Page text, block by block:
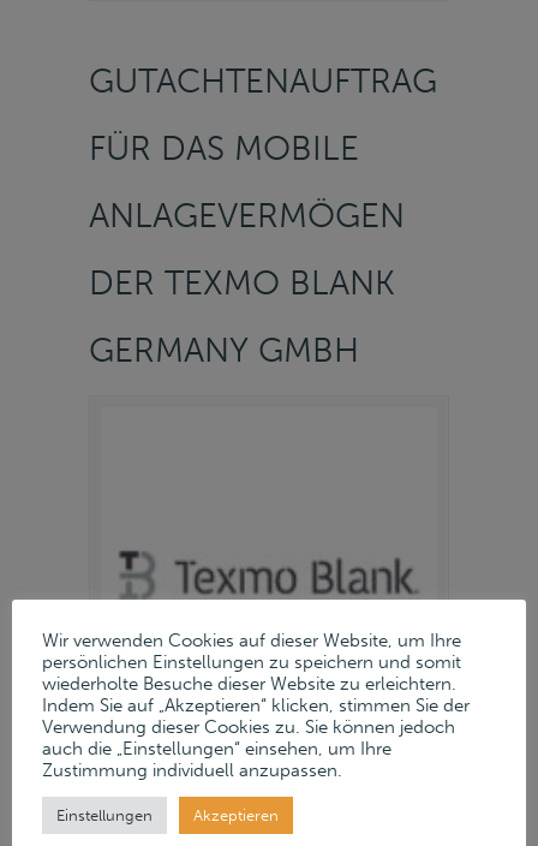
GUTACHTENAUFTRAG
FÜR DAS MOBILE
ANLAGEVERMÖGEN
DER TEXMO BLANK
GERMANY GMBH
15. Januar 2026
Read more →
Wir verwenden Cookies auf dieser Website, um Ihre
persönlichen Einstellungen zu speichern und somit
wiederholte Besuche dieser Website zu erleichtern.
Indem Sie auf „Akzeptieren“ klicken, stimmen Sie der
Verwendung dieser Cookies zu. Sie können jedoch
auch die „Einstellungen“ einsehen, um Ihre
Zustimmung individuell anzupassen.
Einstellungen Akzeptieren